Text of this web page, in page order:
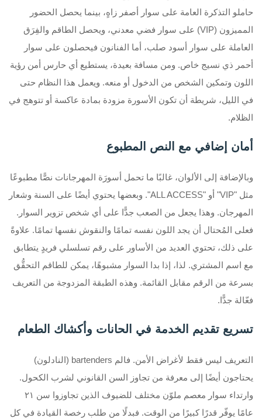
حاملو التذكرة العامة على سوار أصفر زاهٍ، بينما يحصل الحضور
المميزون (VIP) على سوار فضي معدني، ويحصل الطاقم والفِرَق
العاملة على سوار أسود صلب، أما الفنانون فيحصلون على سوار
أحمر ذي نسيج خاص. ومن مسافة بعيدة، يستطيع أي حارس أمن رؤية
اللون وتمكين الشخص من الدخول أو منعه. ويعمل هذا النظام حتى
في الليل، شريطة أن تكون الأسورة مزودة بمادة عاكسة أو تتوهج في
الظلام.
أمان إضافي مع النص المطبوع
وبالإضافة إلى الألوان، غالبًا ما تحمل أسورَة المهرجانات نصًّا مطبوعًا
مثل "VIP" أو "ALL ACCESS". وبعضها يحتوي أيضًا على السنة وشعار
المهرجان. وهذا يجعل من الصعب جدًّا على أي شخص تزوير السوار.
فعلى المُحتال أن يجد اللون نفسه تمامًا والنقوش نفسها تمامًا. علاوةً
على ذلك، تحتوي العديد من الأساور على رقم تسلسلي فريدٍ يتطابق
مع اسم المشتري. لذا، إذا بدا السوار مشبوهًا، يمكن للطاقم التحقُّق
بسرعة من الرقم مقابل القائمة. وهذه الطبقة المزدوجة من التعريف
فعّالة جدًّا.
تسريع تقديم الخدمة في الحانات وأكشاك الطعام
التعريف ليس فقط لأغراض الأمن. فالم bartenders (النادلون)
يحتاجون أيضًا إلى معرفة من تجاوز السن القانوني لشرب الكحول.
وارتداء سوار معصم ملوّن مختلف للضيوف الذين تجاوزوا سن ٢١
عامًا يوفّر قدرًا كبيرًا من الوقت. فبدلًا من طلب رخصة القيادة في كل